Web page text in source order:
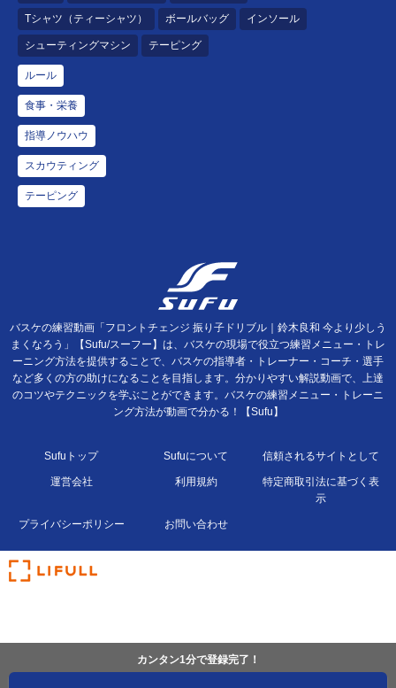
Tシャツ（ティーシャツ） ボールバッグ インソール
シューティングマシン テーピング
ルール
食事・栄養
指導ノウハウ
スカウティング
テーピング
カンタン1分で登録完了！
バスケの練習動画「フロントチェンジ 振り子ドリブル｜鈴木良和 今より少しう
まくなろう」【Sufu/スーフー】は、バスケの現場で役立つ練習メニュー・トレ
ーニング方法を提供することで、バスケの指導者・トレーナー・コーチ・選手
など多くの方の助けになることを目指します。分かりやすい解説動画で、上達
のコツやテクニックを学ぶことができます。バスケの練習メニュー・トレーニ
ング方法が動画で分かる！【Sufu】
Sufuトップ Sufuについて 信頼されるサイトとして
運営会社 利用規約
特定商取引法に基づく表
示
プライバシーポリシー お問い合わせ